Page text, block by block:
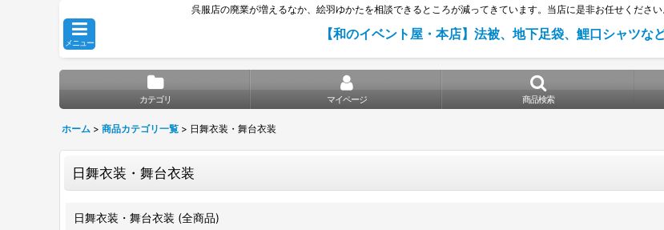
呉服店の廃業が増えるなか、絵羽ゆかたを相談できるところが減ってきています。当店に是非お任せくださ
メニュー
【和のイベント屋・本店】法被、地下足袋、鯉口シャツな
カテゴリ マイページ 商品検索
ホーム > 商品カテゴリ一覧 > 日舞衣装・舞台衣装
日舞衣装・舞台衣装
日舞衣装・舞台衣装 (全商品)